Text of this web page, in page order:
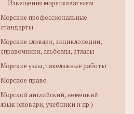
Извещения мореплавателям
Морские профессиональные
стандарты
Морские словари, энциклопедии,
справочники, альбомы, атласы
Морские узлы, такелажные работы
Морское право
Морской английский, немецкий
язык (словари, учебники и пр.)